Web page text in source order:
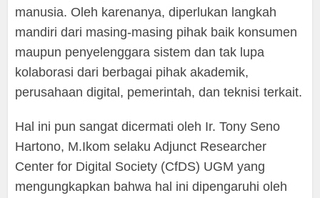
manusia. Oleh karenanya, diperlukan langkah
mandiri dari masing-masing pihak baik konsumen
maupun penyelenggara sistem dan tak lupa
kolaborasi dari berbagai pihak akademik,
perusahaan digital, pemerintah, dan teknisi terkait.
Hal ini pun sangat dicermati oleh Ir. Tony Seno
Hartono, M.Ikom selaku Adjunct Researcher
Center for Digital Society (CfDS) UGM yang
mengungkapkan bahwa hal ini dipengaruhi oleh